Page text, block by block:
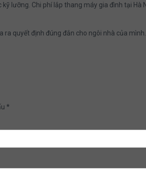
lưỡng. Chi phí lắp thang máy gia đình tại
quyết định đúng đắn cho ngôi nhà của
*